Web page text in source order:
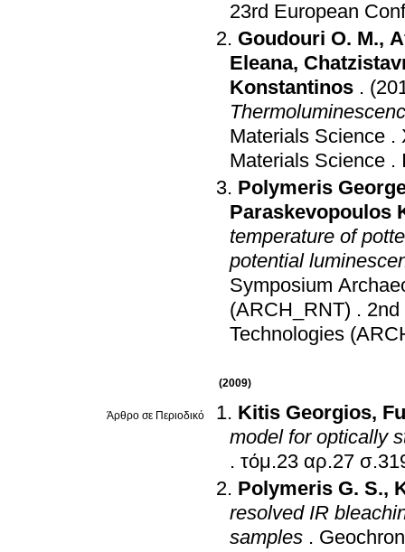
23rd European
Goudouri O. M.,
Eleana,
Konstantinos .
Materials Science .
Materials Science .
Polymeris
Paraskevopoulos
temperature of
potential
Symposium
(ARCH_RNT) .
Technologies
(2009)
Άρθρο σε Περιοδικό Kitis Georgios,
model for optically
.
τόμ.23
Polymeris G. S.,
resolved IR
samples .